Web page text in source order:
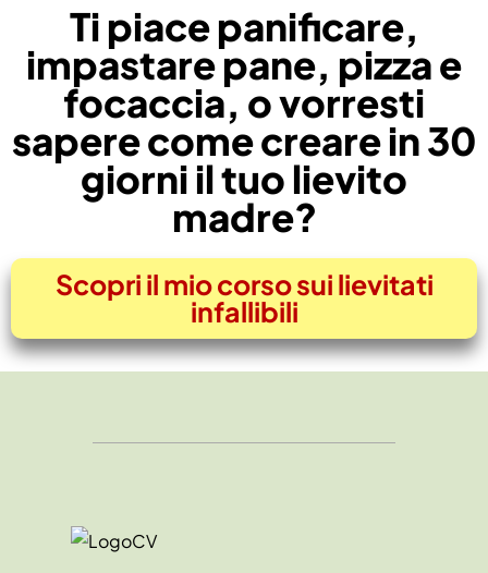
Ti piace panificare,
impastare pane, pizza e
focaccia, o vorresti
sapere come creare in 30
giorni il tuo lievito
madre?
Scopri il mio corso sui lievitati
infallibili